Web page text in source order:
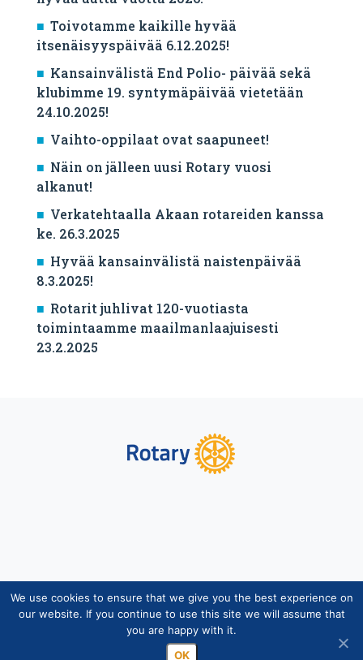
Toivotamme kaikille hyvää
itsenäisyyspäivää 6.12.2025!
Kansainvälistä End Polio- päivää sekä
klubimme 19. syntymäpäivää vietetään
24.10.2025!
Vaihto-oppilaat ovat saapuneet!
Näin on jälleen uusi Rotary vuosi
alkanut!
Verkatehtaalla Akaan rotareiden kanssa
ke. 26.3.2025
Hyvää kansainvälistä naistenpäivää
8.3.2025!
Rotarit juhlivat 120-vuotiasta
toimintaamme maailmanlaajuisesti
23.2.2025
Copyright © Suomen Rotarypalvelu ry 2026 |
Jäsentietojärjestelmän tietosuojaseloste|Henkilötietojen
käsittely Rotarytoiminnassa
We use cookies to ensure that we give you the best experience on
our website. If you continue to use this site we will assume that
you are happy with it.
OK